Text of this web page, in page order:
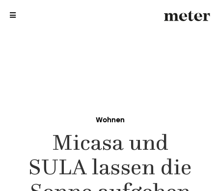
Wohnen
Micasa und
SULA lassen die